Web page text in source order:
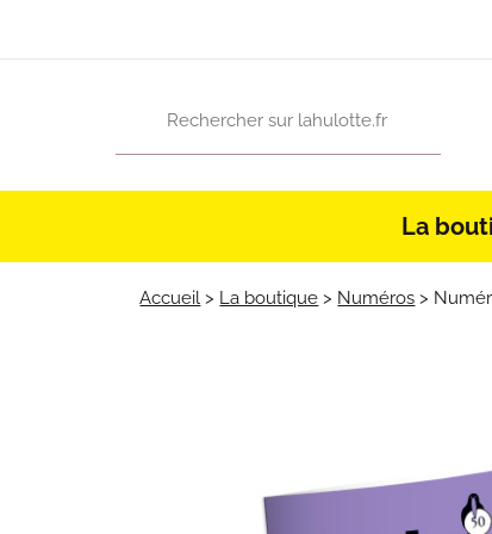
La
Accueil > La boutique > Numéros >